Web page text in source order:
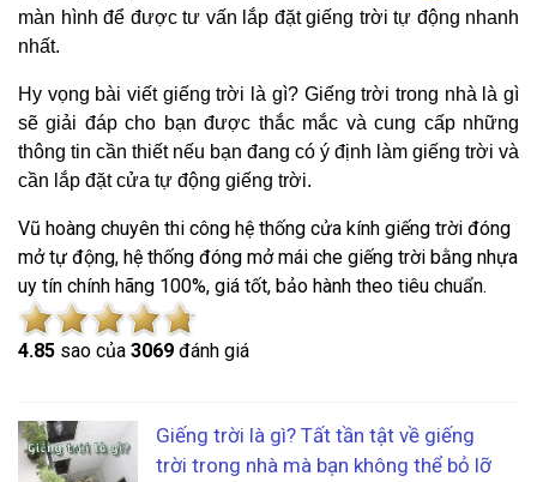
màn hình để được tư vấn lắp đặt giếng trời tự động nhanh
nhất.
Hy vọng bài viết giếng trời là gì? Giếng trời trong nhà là gì
sẽ giải đáp cho bạn được thắc mắc và cung cấp những
thông tin cần thiết nếu bạn đang có ý định làm giếng trời và
cần lắp đặt cửa tự động giếng trời.
Vũ hoàng chuyên thi công hệ thống cửa kính giếng trời đóng
mở tự động, hệ thống đóng mở mái che giếng trời bằng nhựa
uy tín chính hãng 100%, giá tốt, bảo hành theo tiêu chuẩn.
4.85 sao của 3069 đánh giá
Giếng trời là gì? Tất tần tật về giếng
trời trong nhà mà bạn không thể bỏ lỡ